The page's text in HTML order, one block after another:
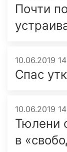
Почти
10.06.2019
Спас
10.06.2019
Тюлени
в